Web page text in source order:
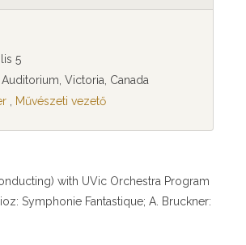
5
Auditorium, Victoria, Canada
, Művészeti vezető
with UVic Orchestra Program
Symphonie Fantastique; A. Bruckner: